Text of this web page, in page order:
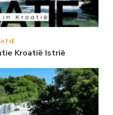
Kroatië Istrië